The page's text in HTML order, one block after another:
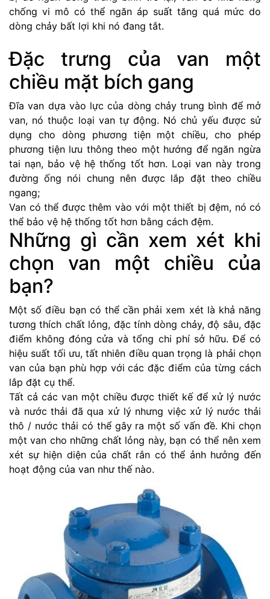
chống vi mô có thể ngăn áp suất tăng quá mức do
dòng chảy bất lợi khi nó đang tắt.
Đặc trưng của van một
chiều mặt bích gang
Đĩa van dựa vào lực của dòng chảy trung bình để mở
van, nó thuộc loại van tự động. Nó chủ yếu được sử
dụng cho dòng phương tiện một chiều, cho phép
phương tiện lưu thông theo một hướng để ngăn ngừa
tai nạn, bảo vệ hệ thống tốt hơn. Loại van này trong
đường ống nói chung nên được lắp đặt theo chiều
ngang;
Van có thể được thêm vào với một thiết bị đệm, nó có
thể bảo vệ hệ thống tốt hơn bằng cách đệm.
Những gì cần xem xét khi
chọn van một chiều của
bạn?
Một số điều bạn có thể cần phải xem xét là khả năng
tương thích chất lỏng, đặc tính dòng chảy, độ sâu, đặc
điểm không đóng cửa và tổng chi phí sở hữu. Để có
hiệu suất tối ưu, tất nhiên điều quan trọng là phải chọn
van của bạn phù hợp với các đặc điểm của từng cách
lắp đặt cụ thể.
Tất cả các van một chiều được thiết kế để xử lý nước
và nước thải đã qua xử lý nhưng việc xử lý nước thải
thô / nước thải có thể gây ra một số vấn đề. Khi chọn
một van cho những chất lỏng này, bạn có thể nên xem
xét sự hiện diện của chất rắn có thể ảnh hưởng đến
hoạt động của van như thế nào.